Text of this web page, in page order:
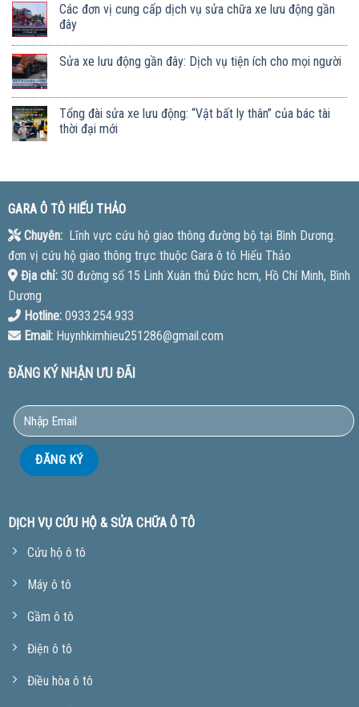
Các đơn vị cung cấp dịch vụ sửa chữa xe lưu động gần
đây
Sửa xe lưu động gần đây: Dịch vụ tiện ích cho mọi người
Tổng đài sửa xe lưu động: “Vật bất ly thân” của bác tài
thời đại mới
GARA Ô TÔ HIẾU THẢO
Chuyên:Lĩnh vực cứu hộ giao thông đường bộ tại Bình Dương.
đơn vị cứu hộ giao thông trực thuộc Gara ô tô Hiếu Thảo
Địa chỉ:30 đường số 15 Linh Xuân thủ Đức hcm, Hồ Chí Minh, Bình
Dương
Hotline:0933.254.933
Email:Huynhkimhieu251286@gmail.com
ĐĂNG KÝ NHẬN ƯU ĐÃI
DỊCH VỤ CỨU HỘ & SỬA CHỮA Ô TÔ
Cứu hộ ô tô
Máy ô tô
Gầm ô tô
Điện ô tô
Điều hòa ô tô